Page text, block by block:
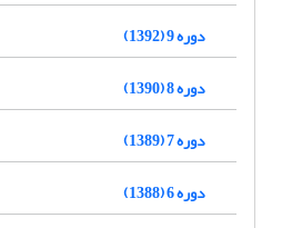
دوره 9 (1392)
دوره 8 (1390)
دوره 7 (1389)
دوره 6 (1388)